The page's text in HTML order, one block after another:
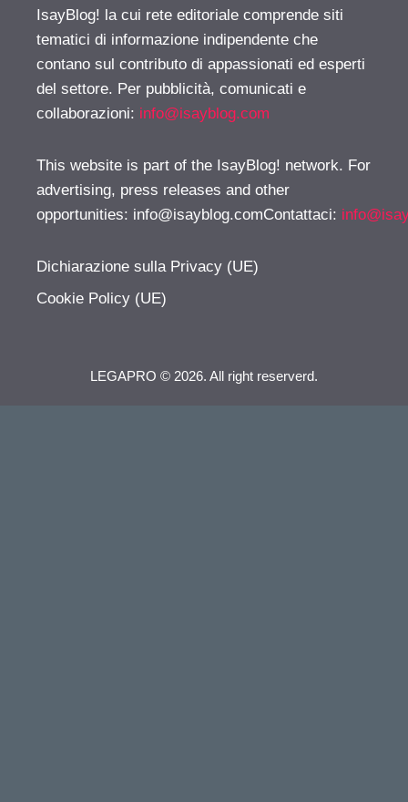
IsayBlog! la cui rete editoriale comprende siti
tematici di informazione indipendente che
contano sul contributo di appassionati ed esperti
del settore. Per pubblicità, comunicati e
collaborazioni: info@isayblog.com
This website is part of the IsayBlog! network. For
advertising, press releases and other
opportunities: info@isayblog.comContattaci:
Dichiarazione sulla Privacy (UE)
Cookie Policy (UE)
LEGAPRO © 2026. All right reserverd.